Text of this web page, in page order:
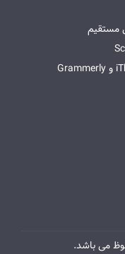
مستقیم
می باشد.